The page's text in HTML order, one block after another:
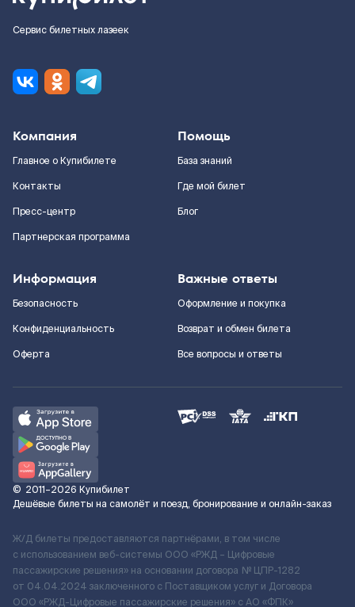
Сервис билетных лазеек
Компания
Главное о Купибилете
Контакты
Пресс-центр
Партнерская программа
Помощь
База знаний
Где мой билет
Блог
Информация
Безопасность
Конфиденциальность
Оферта
Важные ответы
Оформление и покупка
Возврат и обмен билета
Все вопросы и ответы
© 2011–2026 Купибилет
Дешёвые билеты на самолёт и поезд, бронирование и онлайн-заказ
Ж/Д билеты предоставляются партнёрами, в том числе
с использованием веб-системы ООО «РЖД – Цифровые
пассажирские решения» на основании договора № ЦПР-1282
от 04.04.2024 заключенного с Поставщиком услуг и Договора
ООО «РЖД-Цифровые пассажирские решения» c АО «ФПК»